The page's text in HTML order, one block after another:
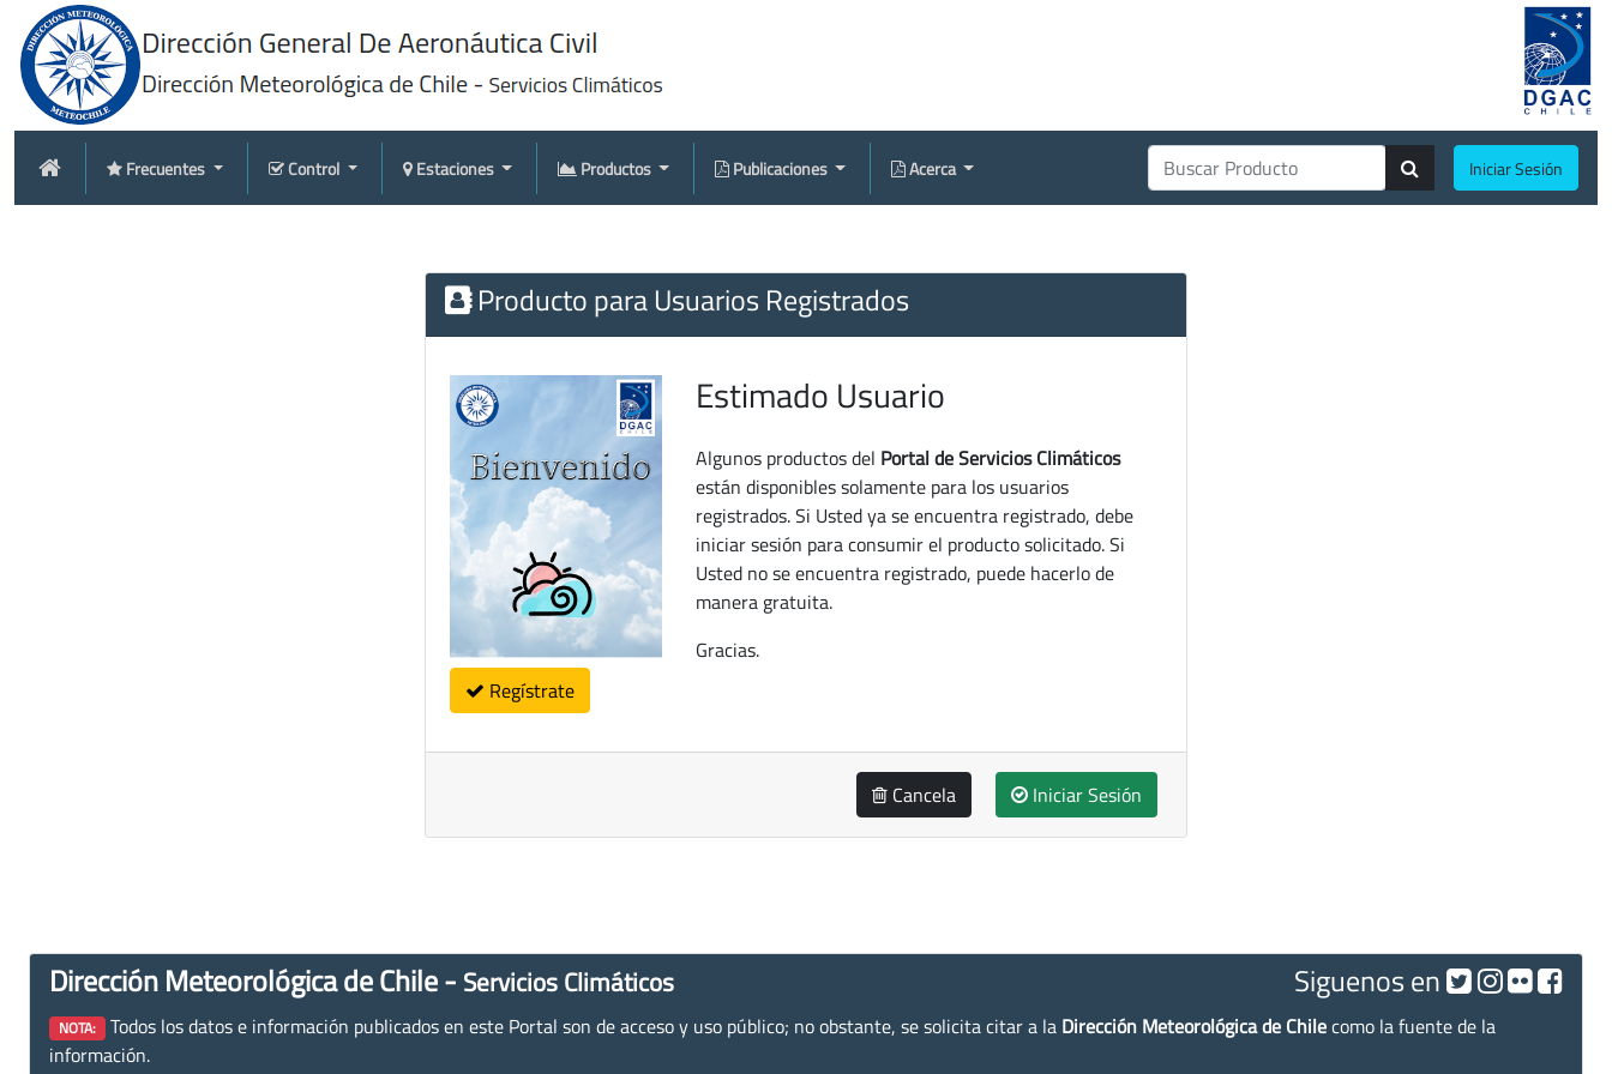
Frecuentes Control Estaciones Productos Publicaciones Acerca Iniciar Sesión
Producto para Usuarios Registrados
Regístrate
Estimado Usuario
Algunos productos del Portal de Servicios Climáticos
están disponibles solamente para los usuarios
registrados. Si Usted ya se encuentra registrado, debe
iniciar sesión para consumir el producto solicitado. Si
Usted no se encuentra registrado, puede hacerlo de
manera gratuita.
Gracias.
Cancela Iniciar Sesión
Dirección Meteorológica de Chile - Servicios Climáticos Siguenos en
NOTA: Todos los datos e información publicados en este Portal son de acceso y uso público; no obstante, se solicita citar a la Dirección Meteorológica de Chilecomo la fuente de la
información.